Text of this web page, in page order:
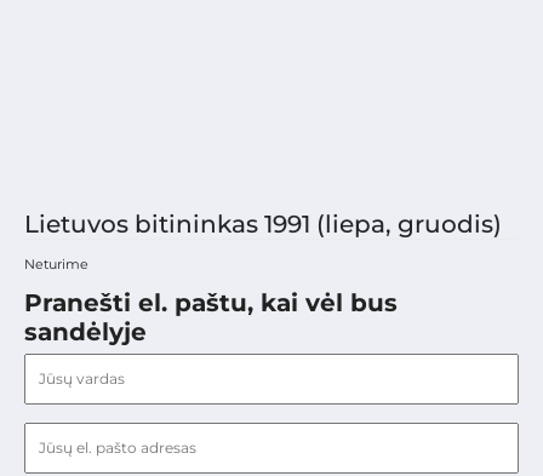
Lietuvos bitininkas 1991 (liepa, gruodis)
Neturime
Pranešti el. paštu, kai vėl bus
sandėlyje